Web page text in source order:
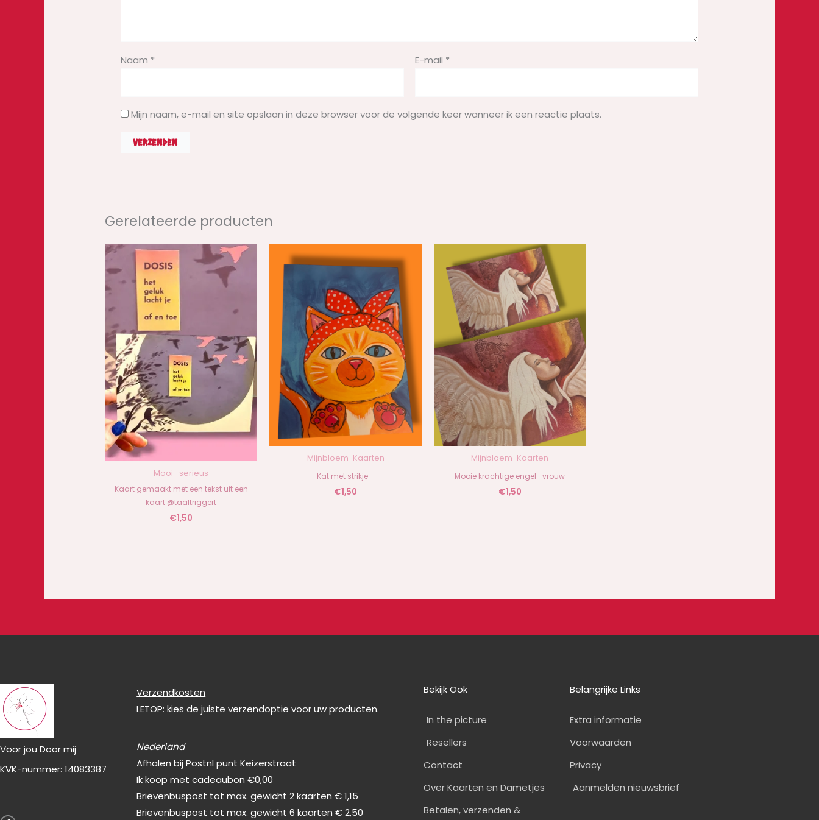
Naam * E-mail *
Mijn naam, e-mail en site opslaan in deze browser voor de volgende keer wanneer ik een reactie plaats.
Gerelateerde producten
Mooi- serieus
Kaart gemaakt met een tekst uit een
kaart @taaltriggert
€1,50
Mijnbloem-Kaarten
Kat met strikje –
€1,50
Mijnbloem-Kaarten
Mooie krachtige engel- vrouw
€1,50
Voor jou Door mij
KVK-nummer: 14083387
a
Verzendkosten
LETOP: kies de juiste verzendoptie voor uw producten.
Nederland
Afhalen bij Postnl punt Keizerstraat
Ik koop met cadeaubon €0,00
Brievenbuspost tot max. gewicht 2 kaarten € 1,15
Brievenbuspost tot max. gewicht 6 kaarten € 2,50
Bekijk Ook
In the picture
Resellers
Contact
Over Kaarten en Dametjes
Betalen, verzenden &
Belangrijke Links
Extra informatie
Voorwaarden
Privacy
Aanmelden nieuwsbrief